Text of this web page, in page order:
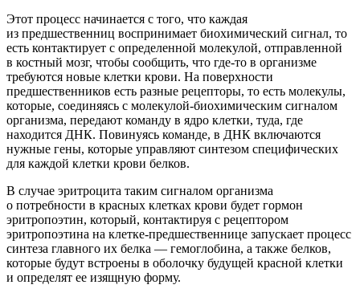
Этот процесс начинается с того, что каждая
из предшественниц воспринимает биохимический сигнал, то
есть контактирует с определенной молекулой, отправленной
в костный мозг, чтобы сообщить, что где-то в организме
требуются новые клетки крови. На поверхности
предшественников есть разные рецепторы, то есть молекулы,
которые, соединяясь с молекулой-биохимическим сигналом
организма, передают команду в ядро клетки, туда, где
находится ДНК. Повинуясь команде, в ДНК включаются
нужные гены, которые управляют синтезом специфических
для каждой клетки крови белков.
В случае эритроцита таким сигналом организма
о потребности в красных клетках крови будет гормон
эритропоэтин, который, контактируя с рецептором
эритропоэтина на клетке-предшественнице запускает процесс
синтеза главного их белка — гемоглобина, а также белков,
которые будут встроены в оболочку будущей красной клетки
и определят ее изящную форму.